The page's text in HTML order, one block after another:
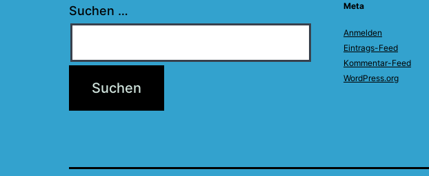
Suchen … Meta
Anmelden
Eintrags-Feed
Kommentar-Feed
WordPress.org